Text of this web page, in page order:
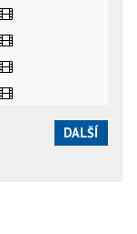
DALŠÍ